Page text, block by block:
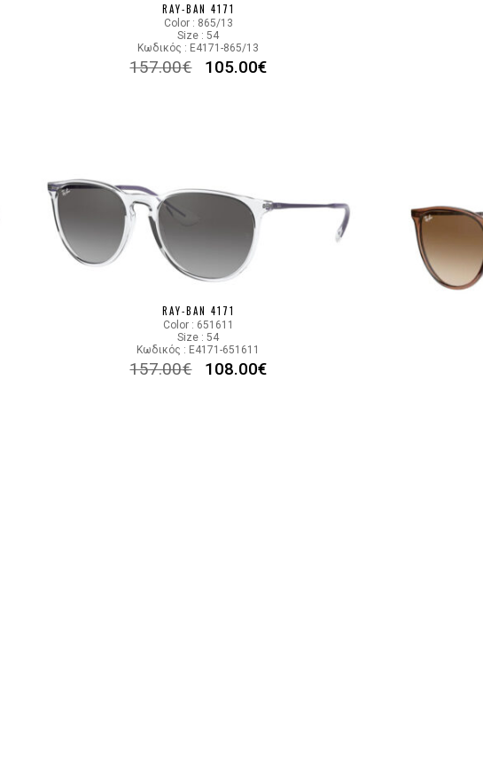
RAY-BAN 4171
Color : 865/13
Size : 54
Κωδικός : E4171-865/13
157.00€ 105.00€
RAY-BAN 4171
Color : 651611
Size : 54
Κωδικός : E4171-651611
157.00€ 108.00€